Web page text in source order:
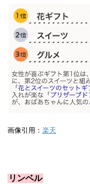
画像引用： 楽天
リンベル